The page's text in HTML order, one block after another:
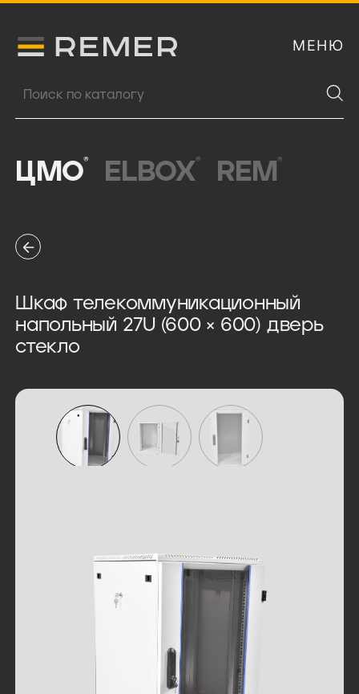
Логитип компании Remer МЕНЮ
Поиск продукции
ЦМО® ELBOX® REM ®
Шкаф телекоммуникационный
напольный 27U (600 × 600) дверь
стекло